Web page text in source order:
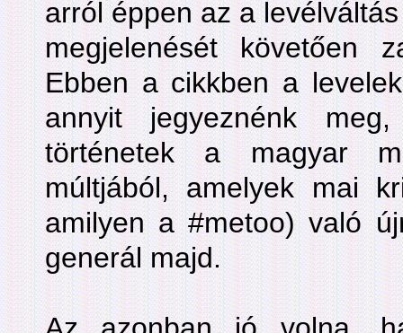
arról éppen az a
megjelenését követően
Ebben a cikkben a
annyit jegyeznénk
történetek a magyar
múltjából, amelyek mai
amilyen a #metoo) való
generál majd.